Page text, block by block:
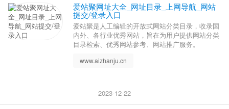
爱站聚网址大全_网址目录_上网导航_网站
提交/登录入口
爱站聚是人工编辑的开放式网站分类目录，收录国
内外、各行业优秀网站，旨在为用户提供网站分类
目录检索、优秀网站参考、网站推广服务。
www.aizhanju.cn
2023-12-22